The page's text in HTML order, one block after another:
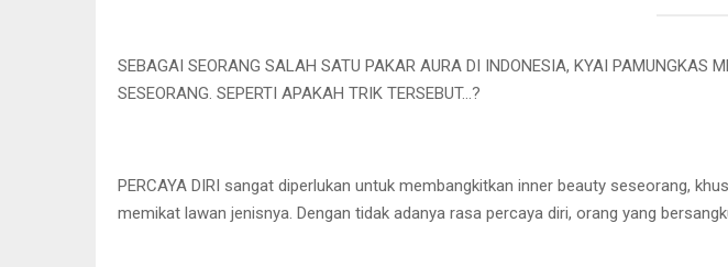
SEBAGAI SEORANG SALAH SATU PAKAR AURA DI INDONESIA, KYAI PAMUNGKAS
SESEORANG. SEPERTI APAKAH TRIK TERSEBUT…?
PERCAYA DIRI sangat diperlukan untuk membangkitkan inner beauty seseorang,
memikat lawan jenisnya. Dengan tidak adanya rasa percaya diri, orang yang